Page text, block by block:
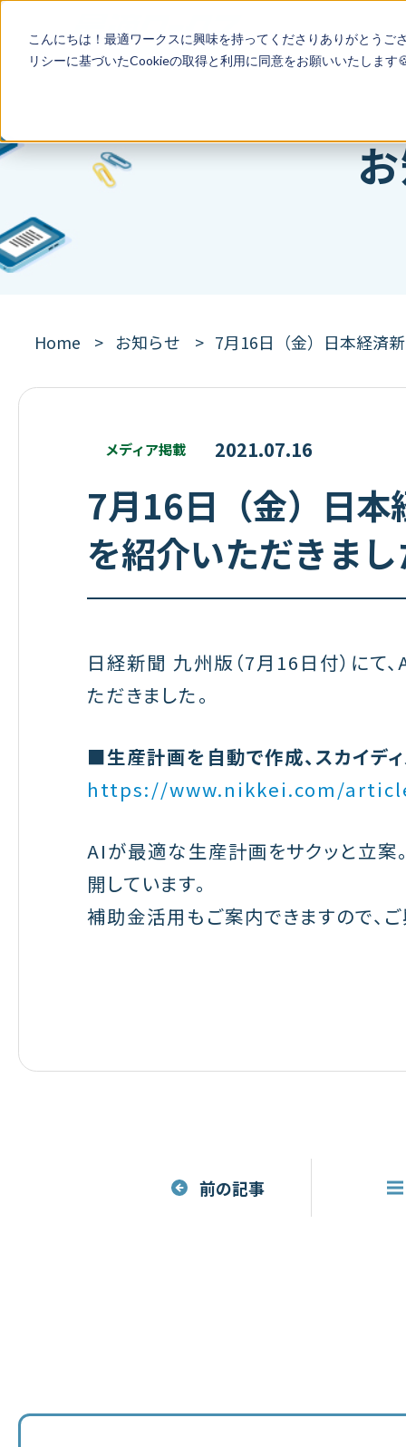
こんにちは！最適ワークスに興味を持ってくださりありがとう
リシーに基づいたCookieの取得と利用に同意をお願いいたします
Home お知らせ 7月16日（金）日本経済
メディア掲載 2021.07.16
7月16日（金）日本
を紹介いただきま
日経新聞 九州版（7月16日付）にて
ただきました。
■生産計画を自動で作成、スカイデ
https://www.nikkei.com/article/
AIが最適な生産計画をサクッと立案
開しています。
補助金活用もご案内できますので、
前の記事